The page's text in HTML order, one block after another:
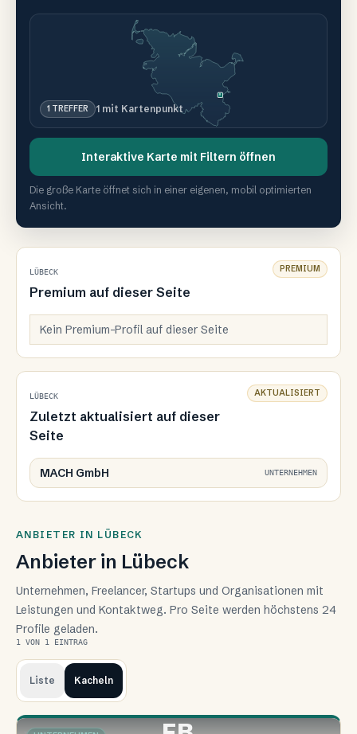
1 TREFFER 1 mit Kartenpunkt
Interaktive Karte mit Filtern öffnen
Die große Karte öffnet sich in einer eigenen, mobil optimierten
Ansicht.
LÜBECK
Premium auf dieser Seite
PREMIUM
Kein Premium-Profil auf dieser Seite
LÜBECK
Zuletzt aktualisiert auf dieser
Seite
AKTUALISIERT
MACH GmbH UNTERNEHMEN
ANBIETER IN LÜBECK
Anbieter in Lübeck
Unternehmen, Freelancer, Startups und Organisationen mit
Leistungen und Kontaktweg. Pro Seite werden höchstens 24
Profile geladen.
1 VON 1 EINTRAG
Liste Kacheln